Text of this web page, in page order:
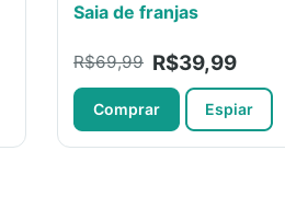
Saia de franjas
R$69,99 R$39,99
Comprar Espiar